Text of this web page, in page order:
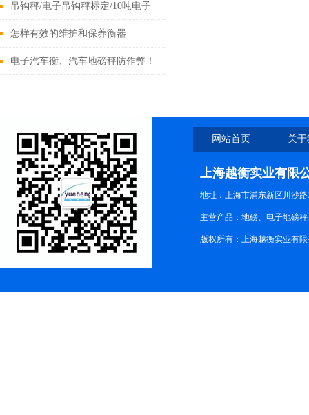
些？
吊钩秤/电子吊钩秤标定/10吨电子
吊钩秤参数设定
怎样有效的维护和保养衡器
电子汽车衡、汽车地磅秤防作弊！
网站首页 关
上海越衡实业有限
地址：上海市浦东新区川沙路
主营产品：地磅、电子地磅
版权所有：上海越衡实业有